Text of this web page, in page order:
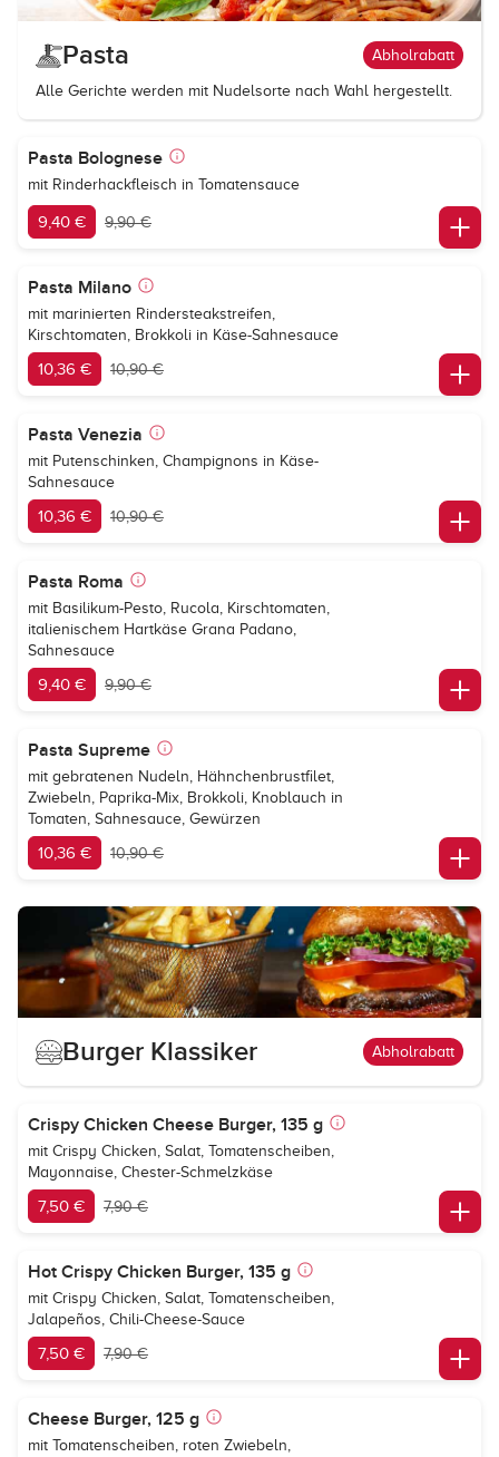
Pasta Abholrabatt
Alle Gerichte werden mit Nudelsorte nach Wahl hergestellt.
Pasta Bolognese
mit Rinderhackfleisch in Tomatensauce
9,40 € 9,90 €
Pasta Milano
mit marinierten Rindersteakstreifen,
Kirschtomaten, Brokkoli in Käse-Sahnesauce
10,36 € 10,90 €
Pasta Venezia
mit Putenschinken, Champignons in Käse-
Sahnesauce
10,36 € 10,90 €
Pasta Roma
mit Basilikum-Pesto, Rucola, Kirschtomaten,
italienischem Hartkäse Grana Padano,
Sahnesauce
9,40 € 9,90 €
Pasta Supreme
mit gebratenen Nudeln, Hähnchenbrustfilet,
Zwiebeln, Paprika-Mix, Brokkoli, Knoblauch in
Tomaten, Sahnesauce, Gewürzen
10,36 € 10,90 €
Burger Klassiker Abholrabatt
Crispy Chicken Cheese Burger, 135 g
mit Crispy Chicken, Salat, Tomatenscheiben,
Mayonnaise, Chester-Schmelzkäse
7,50 € 7,90 €
Hot Crispy Chicken Burger, 135 g
mit Crispy Chicken, Salat, Tomatenscheiben,
Jalapeños, Chili-Cheese-Sauce
7,50 € 7,90 €
Cheese Burger, 125 g
mit Tomatenscheiben, roten Zwiebeln,